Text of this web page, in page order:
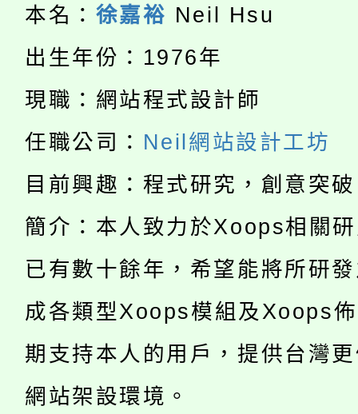
份教師研習
淨零綠生活教案入校路
會
115年食農教育專業人
程
「本色祭」8/29、30在
場熱烈登場!
8/21下午1時於龍潭區
徵才活動。
YOUNG桃局內行報名
局官網。
8月14至27日，桃園電
開!
115年桃園市運動會8/
田徑場及游泳池舉行。
桃園市低收入戶享有免
視費優惠，中低收入戶
半價優惠，詳情可洽有
大園自造教育及科技中
份教師增能研習
大溪自造教育及科技中
本名： 徐嘉裕 Neil Hsu
出生年份：1976年
現職：網站程式設計師
任職公司： Neil網站設計工坊
目前興趣：程式研究，創意突
簡介：本人致力於Xoops相關
已有數十餘年，希望能將所研
成各類型Xoops模組及Xoops
期支持本人的用戶，提供台灣
網站架設環境。